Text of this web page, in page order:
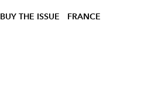
BUY THE ISSUE FRANCE